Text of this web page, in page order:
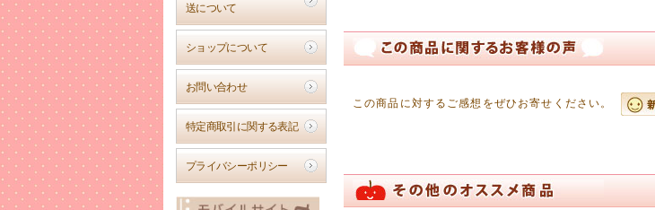
送について
ショップについて
お問い合わせ
特定商取引に関する表記
プライバシーポリシー
夏服や水着、ラッシュガードなどアップしました。
ぜひ、ごらんください。
2017年の新着水着ぞくぞく登場!!
お子さま用食器セットを6種類アップしました!
元気な【アンパンマン】シリーズ、可愛い【プリンセスソフィア
この商品に対するご感想をぜひお寄せください。